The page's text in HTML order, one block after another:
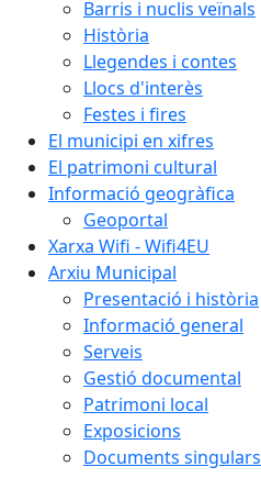
Barris i nuclis veïnals
Història
Llegendes i contes
Llocs d'interès
Festes i fires
El municipi en xifres
El patrimoni cultural
Informació geogràfica
Geoportal
Xarxa Wifi - Wifi4EU
Arxiu Municipal
Presentació i història
Informació general
Serveis
Gestió documental
Patrimoni local
Exposicions
Documents singulars